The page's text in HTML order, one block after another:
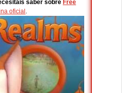
saber sobre Free
oficial .